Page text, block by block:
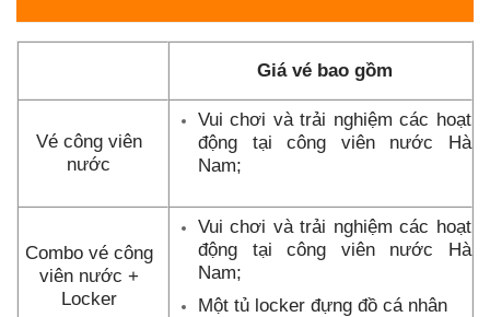
Giá vé bao gồm
Vé công viên
nước
Vui chơi và trải nghiệm các hoạt
động tại công viên nước Hà
Nam;
Combo vé công
viên nước +
Locker
Vui chơi và trải nghiệm các hoạt
động tại công viên nước Hà
Nam;
Một tủ locker đựng đồ cá nhân